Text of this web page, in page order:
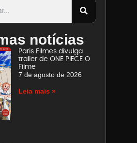
notícias
Paris Filmes divulga
trailer de ONE PIECE O
Filme
7 de agosto de 2026
Leia mais »